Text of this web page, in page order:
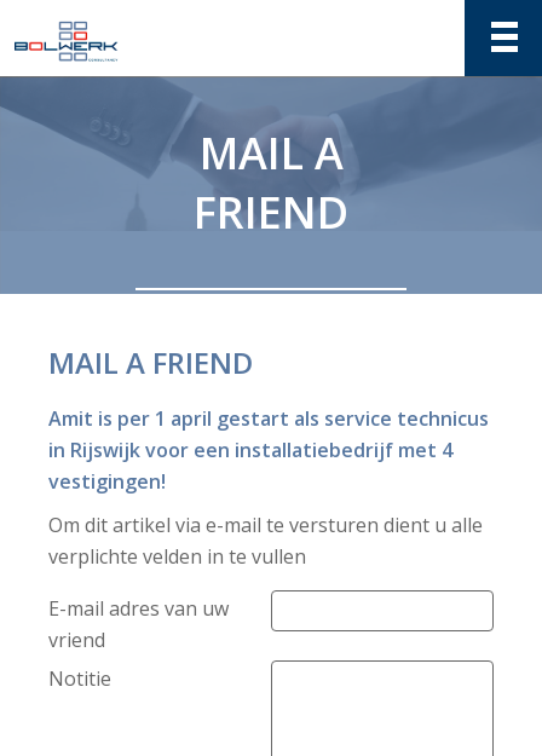
MAIL A
FRIEND
MAIL A FRIEND
Amit is per 1 april gestart als service technicus
in Rijswijk voor een installatiebedrijf met 4
vestigingen!
Om dit artikel via e-mail te versturen dient u alle
verplichte velden in te vullen
E-mail adres van uw
vriend
Notitie